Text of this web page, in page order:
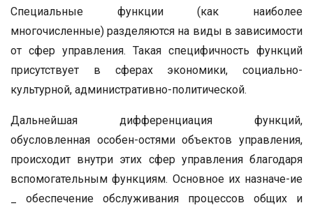
Специальные функции (как наиболее
многочисленные) разделяются на виды в зависимости
от сфер управления. Такая специфичность функций
присутствует в сферах экономики, социально-
культурной, административно-политической.
Дальнейшая дифференциация функций,
обусловленная особен-остями объектов управления,
происходит внутри этих сфер управления благодаря
вспомогательным функциям. Основное их назначе-ие
_ обеспечение обслуживания процессов общих и